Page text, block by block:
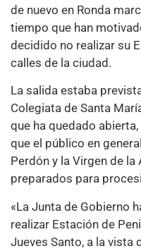
de nuevo en Ronda
tiempo que han
decidido no realizar su
calles de la ciudad.
La salida estaba
Colegiata de Santa
que ha quedado
que el público en
Perdón y la Virgen de la
preparados para
«La Junta de Gobierno
realizar Estación de
Jueves Santo, a la vista